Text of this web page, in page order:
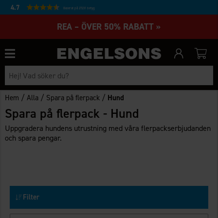
4.7 Baserat på 27231 betyg
REA – ÖVER 50% RABATT »
Hem /Alla / Spara på flerpack / Hund
Spara på flerpack - Hund
Uppgradera hundens utrustning med våra flerpackserbjudanden
och spara pengar.
Filter